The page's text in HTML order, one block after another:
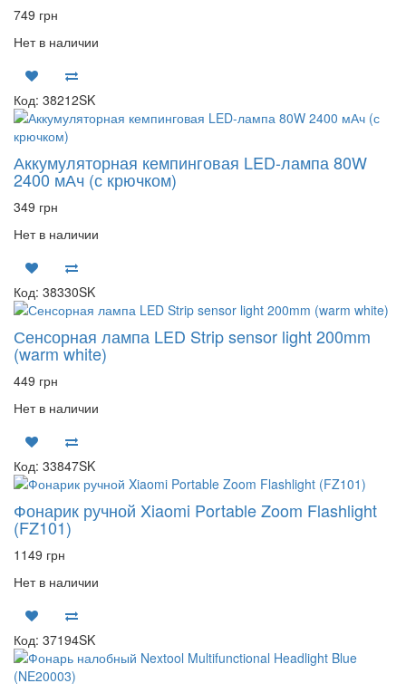
749 грн
Нет в наличии
Код: 38212SK
Аккумуляторная кемпинговая LED-лампа 80W
2400 мАч (с крючком)
349 грн
Нет в наличии
Код: 38330SK
Сенсорная лампа LED Strip sensor light 200mm
(warm white)
449 грн
Нет в наличии
Код: 33847SK
Фонарик ручной Xiaomi Portable Zoom Flashlight
(FZ101)
1149 грн
Нет в наличии
Код: 37194SK